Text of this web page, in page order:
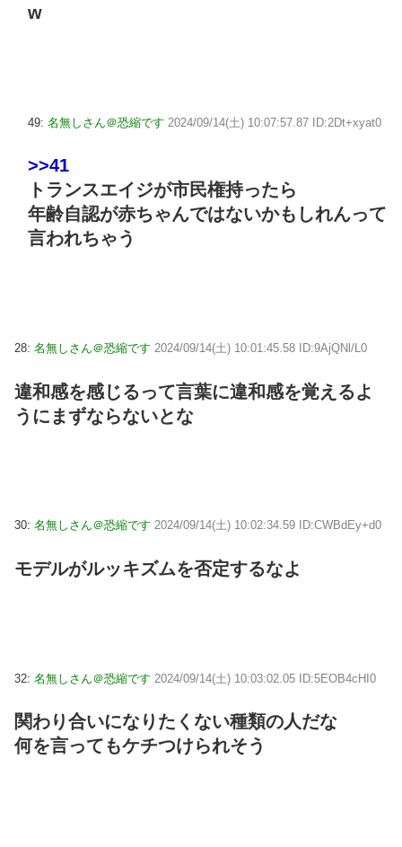
w
49: 名無しさん＠恐縮です 2024/09/14(土) 10:07:57.87 ID:2Dt+xyat0
>>41
トランスエイジが市民権持ったら
年齢自認が赤ちゃんではないかもしれんって
言われちゃう
28: 名無しさん＠恐縮です 2024/09/14(土) 10:01:45.58 ID:9AjQNl/L0
違和感を感じるって言葉に違和感を覚えるよ
うにまずならないとな
30: 名無しさん＠恐縮です 2024/09/14(土) 10:02:34.59 ID:CWBdEy+d0
モデルがルッキズムを否定するなよ
32: 名無しさん＠恐縮です 2024/09/14(土) 10:03:02.05 ID:5EOB4cHI0
関わり合いになりたくない種類の人だな
何を言ってもケチつけられそう